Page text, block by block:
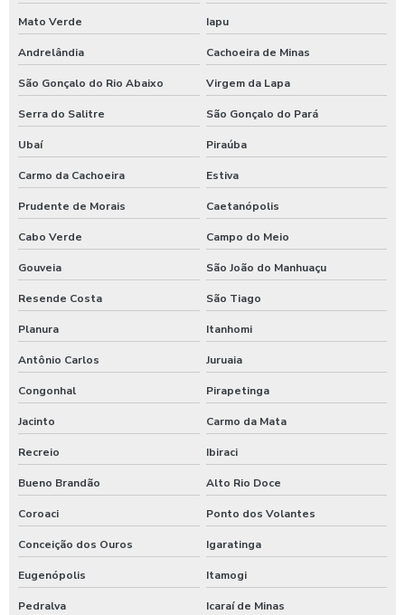
Mato Verde Iapu
Andrelândia Cachoeira de Minas
São Gonçalo do Rio Abaixo Virgem da Lapa
Serra do Salitre São Gonçalo do Pará
Ubaí Piraúba
Carmo da Cachoeira Estiva
Prudente de Morais Caetanópolis
Cabo Verde Campo do Meio
Gouveia São João do Manhuaçu
Resende Costa São Tiago
Planura Itanhomi
Antônio Carlos Juruaia
Congonhal Pirapetinga
Jacinto Carmo da Mata
Recreio Ibiraci
Bueno Brandão Alto Rio Doce
Coroaci Ponto dos Volantes
Conceição dos Ouros Igaratinga
Eugenópolis Itamogi
Pedralva Icaraí de Minas